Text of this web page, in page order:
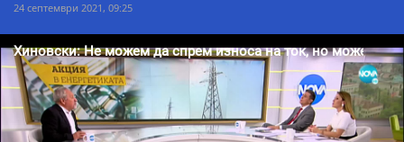
24 септември 2021, 09:25